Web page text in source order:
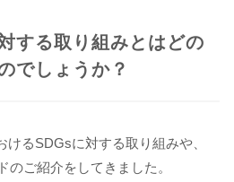
する取り組みとは どの
でしょうか？
るSDGsに対する取り組みや、
のご紹介をしてきました。